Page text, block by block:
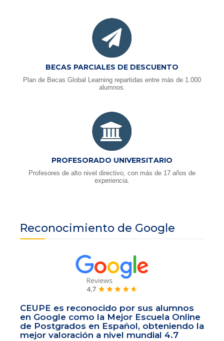
BECAS PARCIALES DE DESCUENTO
Plan de Becas Global Learning repartidas entre más de 1.000
alumnos.
PROFESORADO UNIVERSITARIO
Profesores de alto nivel directivo, con más de 17 años de
experiencia.
Reconocimiento de Google
CEUPE es reconocido por sus alumnos
en Google como la Mejor Escuela Online
de Postgrados en Español, obteniendo la
mejor valoración a nivel mundial 4.7